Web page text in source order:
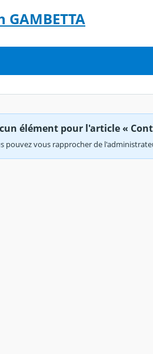
élément pour l'article «
pouvez vous rapprocher de